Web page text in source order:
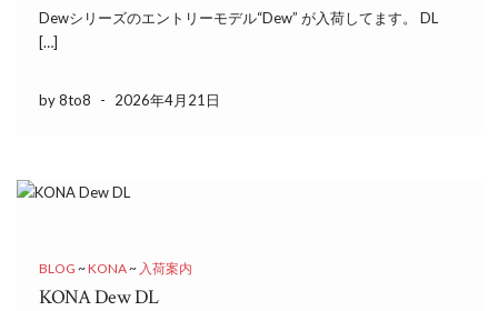
Dewシリーズのエントリーモデル“Dew” が入荷してます。 DL
[…]
by 8to8 - 2026年4月21日
BLOG ~KONA~ 入荷案内
KONA Dew DL